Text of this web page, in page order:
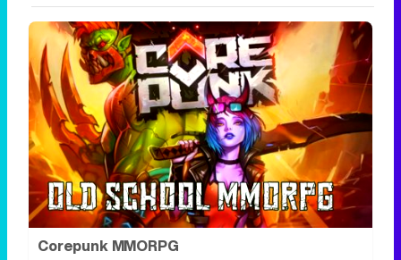
Corepunk MMORPG